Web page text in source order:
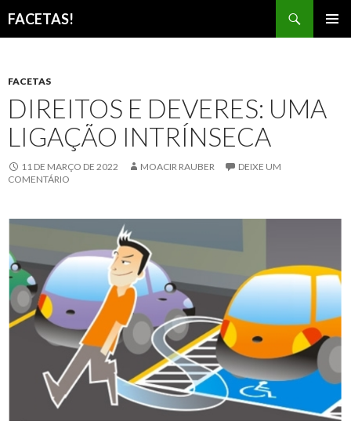
FACETAS!
CONTEÚDO
FACETAS
DIREITOS E DEVERES: UMA
LIGAÇÃO INTRÍNSECA
11 DE MARÇO DE 2022 MOACIR RAUBER
DEIXE UM
COMENTÁRIO